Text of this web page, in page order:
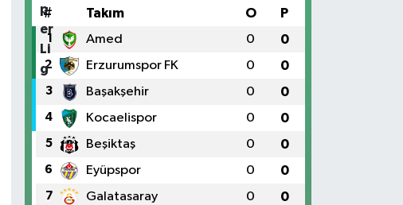
# Takım O P
1 Amed 0 0
2 Erzurumspor FK 0 0
3 Başakşehir 0 0
4 Kocaelispor 0 0
5 Beşiktaş 0 0
6 Eyüpspor 0 0
7 Galatasaray 0 0